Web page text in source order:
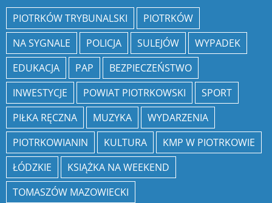
PIOTRKÓW TRYBUNALSKI
PIOTRKÓW
NA SYGNALE
POLICJA SULEJÓW
WYPADEK
EDUKACJA
PAP
BEZPIECZEŃSTWO
INWESTYCJE
POWIAT PIOTRKOWSKI
SPORT
PIŁKA RĘCZNA
MUZYKA
WYDARZENIA
PIOTRKOWIANIN
KULTURA
KMP W PIOTRKOWIE
ŁÓDZKIE
KSIĄŻKA NA WEEKEND
TOMASZÓW MAZOWIECKI